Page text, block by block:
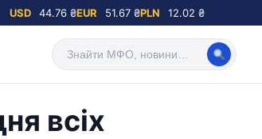
USD 44.76 ₴EUR 51.67 ₴PLN 12.02 ₴
всіх